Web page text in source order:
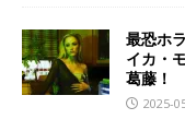
最恐ホ
イカ・
葛藤！
2025-